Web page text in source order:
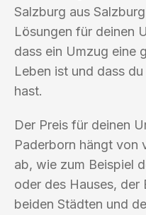
Salzburg aus
Lösungen für deinen
dass ein Umzug eine
Leben ist und dass
hast.
Der Preis für deinen
Paderborn hängt von
ab, wie zum Beispiel
oder des Hauses, der
beiden Städten und